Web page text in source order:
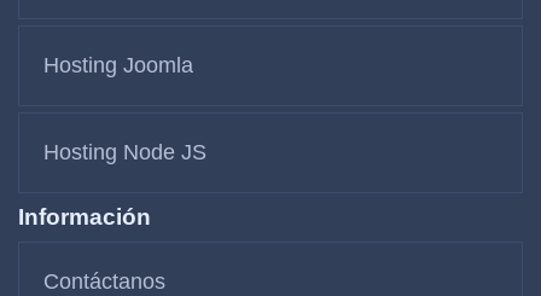
Hosting Joomla
Hosting Node JS
Información
Contáctanos